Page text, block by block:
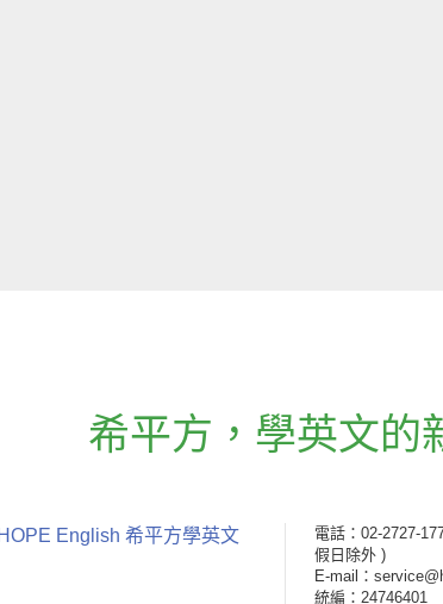
希平方 ， 學英文的
HOPE English 希平方學英文 電話：02-2727-
假日除外 )
E-mail：
統編：24746401